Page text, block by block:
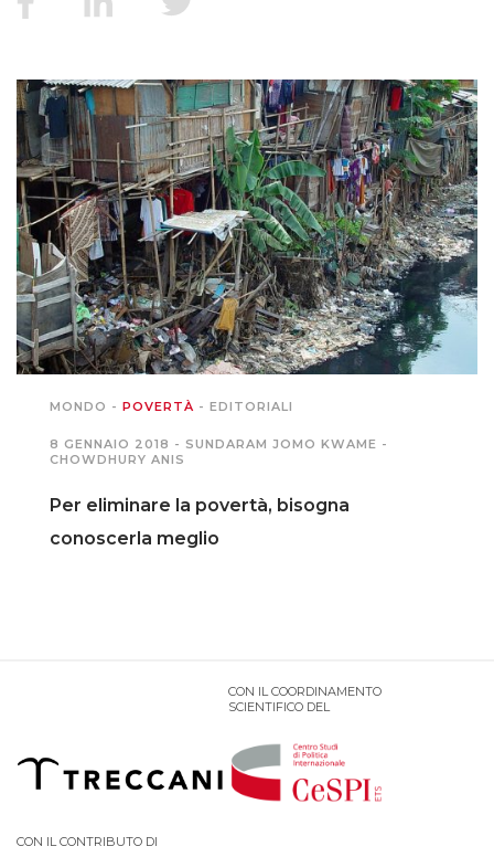
EDITORIALI
PUNTI DI VISTA
SGUARDI E VOCI
MONDO IN CIFRE
NAVIGANDO IN RETE
MONDO - POVERTÀ - EDITORIALI
8 GENNAIO 2018 - SUNDARAM JOMO KWAME -
CHOWDHURY ANIS
Per eliminare la povertà, bisogna
conoscerla meglio
CON IL COORDINAMENTO
SCIENTIFICO DEL
CON IL CONTRIBUTO DI